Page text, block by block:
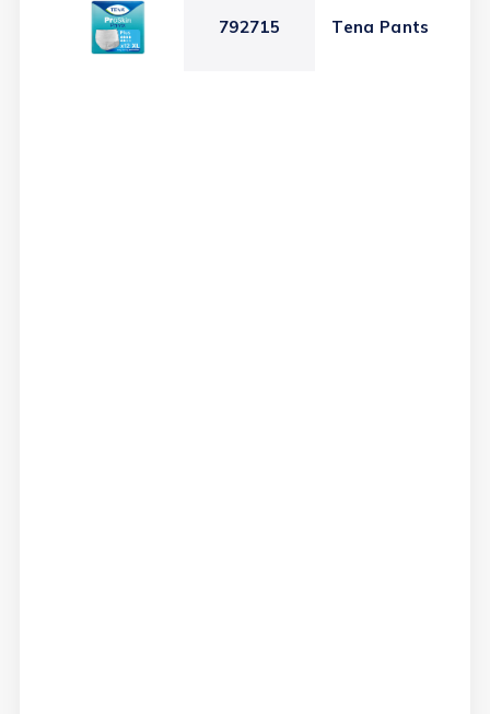
792715 Tena Pants